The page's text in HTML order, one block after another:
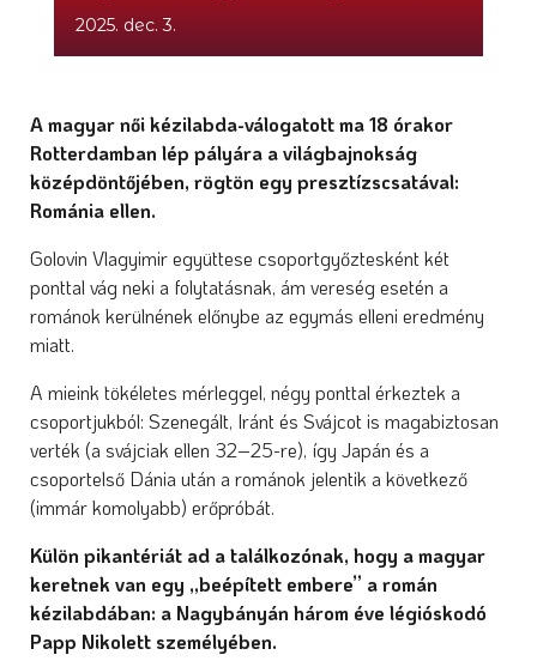
2025. dec. 3.
A magyar női kézilabda-válogatott ma 18 órakor
Rotterdamban lép pályára a világbajnokság
középdöntőjében, rögtön egy presztízscsatával:
Románia ellen.
Golovin Vlagyimir együttese csoportgyőztesként két
ponttal vág neki a folytatásnak, ám vereség esetén a
románok kerülnének előnybe az egymás elleni eredmény
miatt.
A mieink tökéletes mérleggel, négy ponttal érkeztek a
csoportjukból: Szenegált, Iránt és Svájcot is magabiztosan
verték (a svájciak ellen 32–25-re), így Japán és a
csoportelső Dánia után a románok jelentik a következő
(immár komolyabb) erőpróbát.
Külön pikantériát ad a találkozónak, hogy a magyar
keretnek van egy „beépített embere” a román
kézilabdában: a Nagybányán három éve légióskodó
Papp Nikolett személyében.